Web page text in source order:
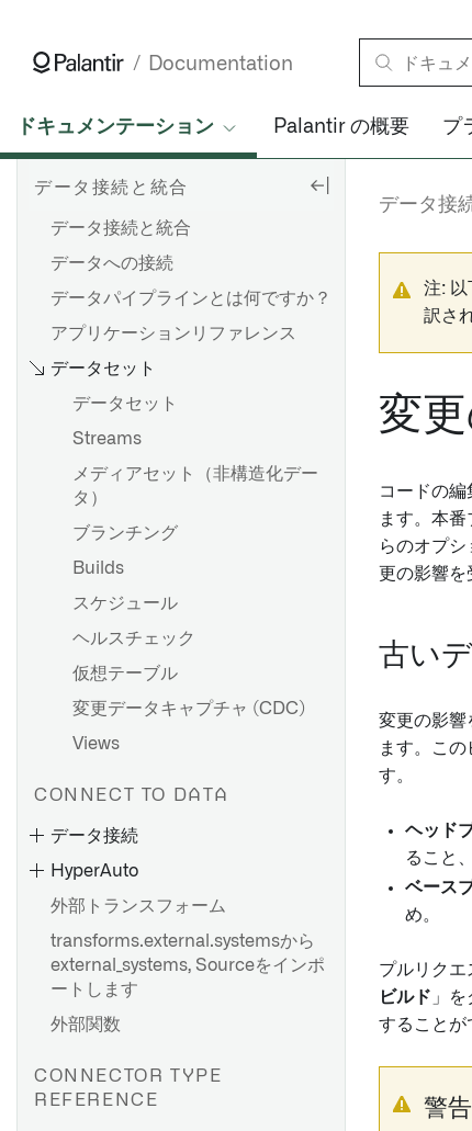
Documentation
ドキュメンテーション Palantir の概要 プ
データ接続と統合
データ接続と統合
データへの接続
データパイプラインとは何ですか？
アプリケーションリファレンス
データセット
データセット
Streams
メディアセット（非構造化デー
タ）
ブランチング
Builds
スケジュール
ヘルスチェック
仮想テーブル
変更データキャプチャ (CDC)
Views
CONNECT TO DATA
データ接続
ダイレクト接続を設定する
HyperAuto
外部トランスフォーム
transforms.external.systemsから
external_systems, Sourceをインポ
ートします
外部関数
CONNECTOR TYPE
REFERENCE
データ接
注: 以
訳さ
変
コードの
ます。本
らのオプシ
更の影響
古い
変更の影響
ます。こ
す。
ヘッド
ること
ベース
め。
プルリクエ
ビルド 」
することが
警告